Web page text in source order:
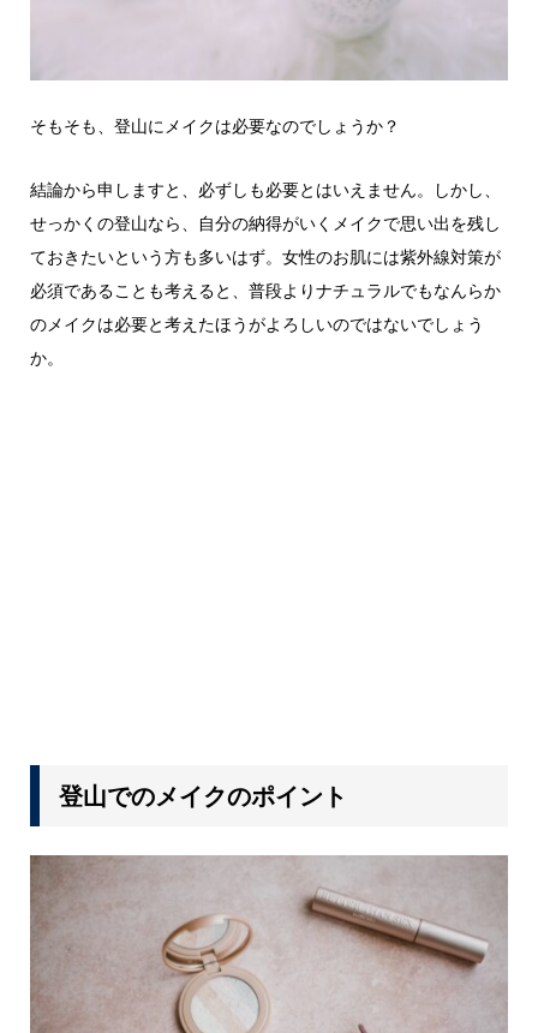
そもそも、登山にメイクは必要なのでしょうか？
結論から申しますと、必ずしも必要とはいえません。しかし、
せっかくの登山なら、自分の納得がいくメイクで思い出を残し
ておきたいという方も多いはず。女性のお肌には紫外線対策が
必須であることも考えると、普段よりナチュラルでもなんらか
のメイクは必要と考えたほうがよろしいのではないでしょう
か。
登山でのメイクのポイント